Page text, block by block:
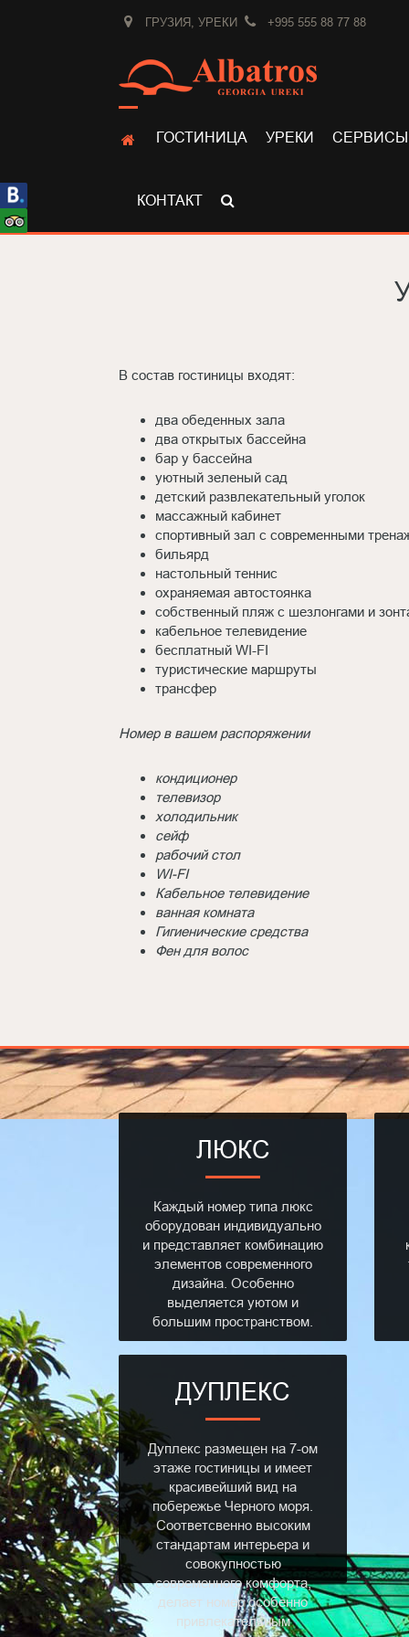
ГРУЗИЯ, УРЕКИ +995 555 88 77 88
ГОСТИНИЦА УРЕКИ СЕРВИСЫ
КОНТАКТ
В состав гостиницы входят:
два обеденных зала
два открытых бассейна
бар у бассейна
уютный зеленый сад
детский развлекательный уголок
массажный кабинет
спортивный зал с современными
бильярд
настольный теннис
охраняемая автостоянка
собственный пляж с шезлонгами и
кабельное телевидение
бесплатный WI-FI
туристические маршруты
трансфер
Номер в вашем распоряжении
кондиционер
телевизор
холодильник
сейф
рабочий стол
WI-FI
Кабельное телевидение
ванная комната
Гигиенические средства
Фен для волос
ЛЮКС
Каждый номер типа люкс
оборудован индивидуально
и представляет комбинацию
элементов современного
дизайна. Особенно
выделяется уютом и
большим пространством.
ДУПЛЕКС
Дуплекс размещен на 7-ом
этаже гостиницы и имеет
красивейший вид на
побережье Черного моря.
Соответсвенно высоким
стандартам интерьера и
совокупностью
современного комфорта,
делает номер особенно
привлекательным